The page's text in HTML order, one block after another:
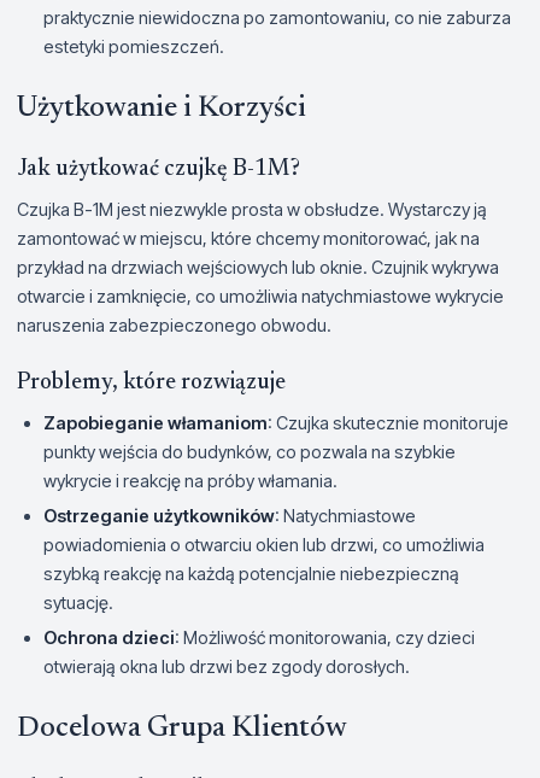
praktycznie niewidoczna po zamontowaniu, co nie zaburza
estetyki pomieszczeń.
Użytkowanie i Korzyści
Jak użytkować czujkę B-1M?
Czujka B-1M jest niezwykle prosta w obsłudze. Wystarczy ją
zamontować w miejscu, które chcemy monitorować, jak na
przykład na drzwiach wejściowych lub oknie. Czujnik wykrywa
otwarcie i zamknięcie, co umożliwia natychmiastowe wykrycie
naruszenia zabezpieczonego obwodu.
Problemy, które rozwiązuje
Zapobieganie włamaniom: Czujka skutecznie monitoruje
punkty wejścia do budynków, co pozwala na szybkie
wykrycie i reakcję na próby włamania.
Ostrzeganie użytkowników: Natychmiastowe
powiadomienia o otwarciu okien lub drzwi, co umożliwia
szybką reakcję na każdą potencjalnie niebezpieczną
sytuację.
Ochrona dzieci: Możliwość monitorowania, czy dzieci
otwierają okna lub drzwi bez zgody dorosłych.
Docelowa Grupa Klientów